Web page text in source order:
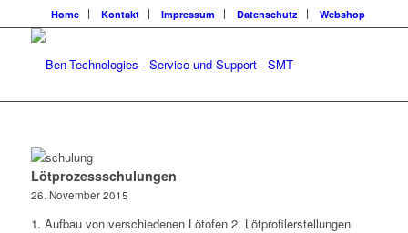
Home Kontakt Impressum Datenschutz Webshop
Lötprozessschulungen
26. November 2015
1. Aufbau von verschiedenen Lötofen 2. Lötprofilerstellungen